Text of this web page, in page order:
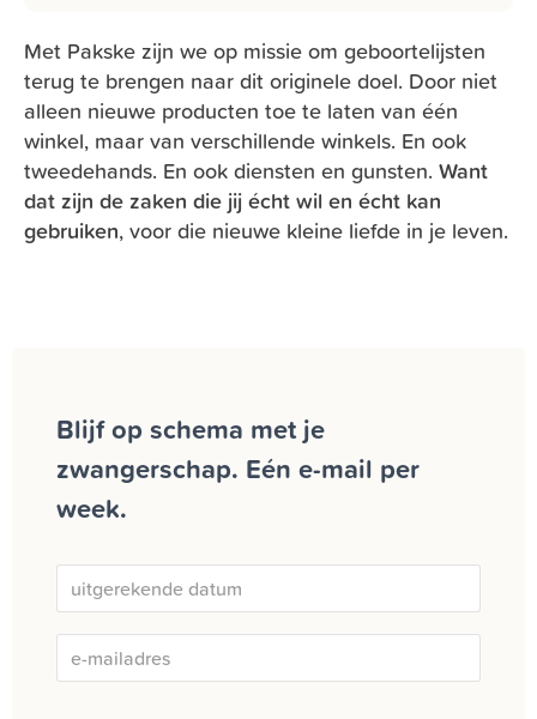
Met Pakske zijn we op missie om geboortelijsten
terug te brengen naar dit originele doel. Door niet
alleen nieuwe producten toe te laten van één
winkel, maar van verschillende winkels. En ook
tweedehands. En ook diensten en gunsten. Want
dat zijn de zaken die jij écht wil en écht kan
gebruiken, voor die nieuwe kleine liefde in je leven.
Blijf op schema met je
zwangerschap. Eén e-mail per
week.